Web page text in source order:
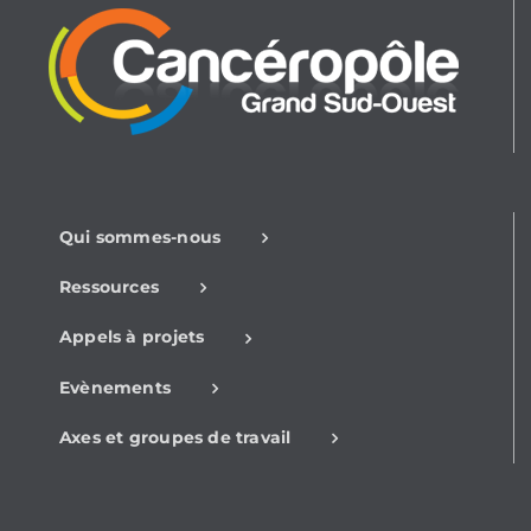
Qui sommes-nous
Ressources
Appels à projets
Evènements
Axes et groupes de travail